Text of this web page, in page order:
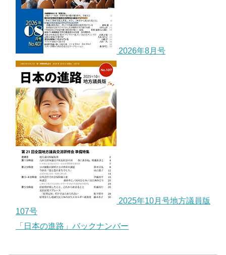
2026年8月号
2025年10月号地方議員版
107号
「日本の進路」バックナンバー